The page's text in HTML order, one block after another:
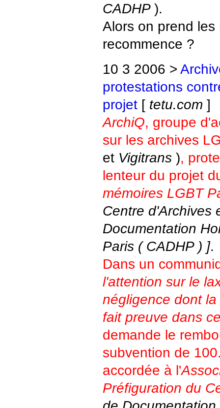
CADHP ).
Alors on prend les
recommence ?
10 3 2006 >
protestations
projet[ tetu.com ]
ArchiQ, groupe
sur les archives
et Vigitrans ),
lenteur du projet
mémoires LGBT
Centre d'Archives
Documentation
Paris ( CADHP ) ].
Dans un
l'attention sur le
négligence dont
fait preuve dans
demande le
subvention de
accordée à l'
Préfiguration du